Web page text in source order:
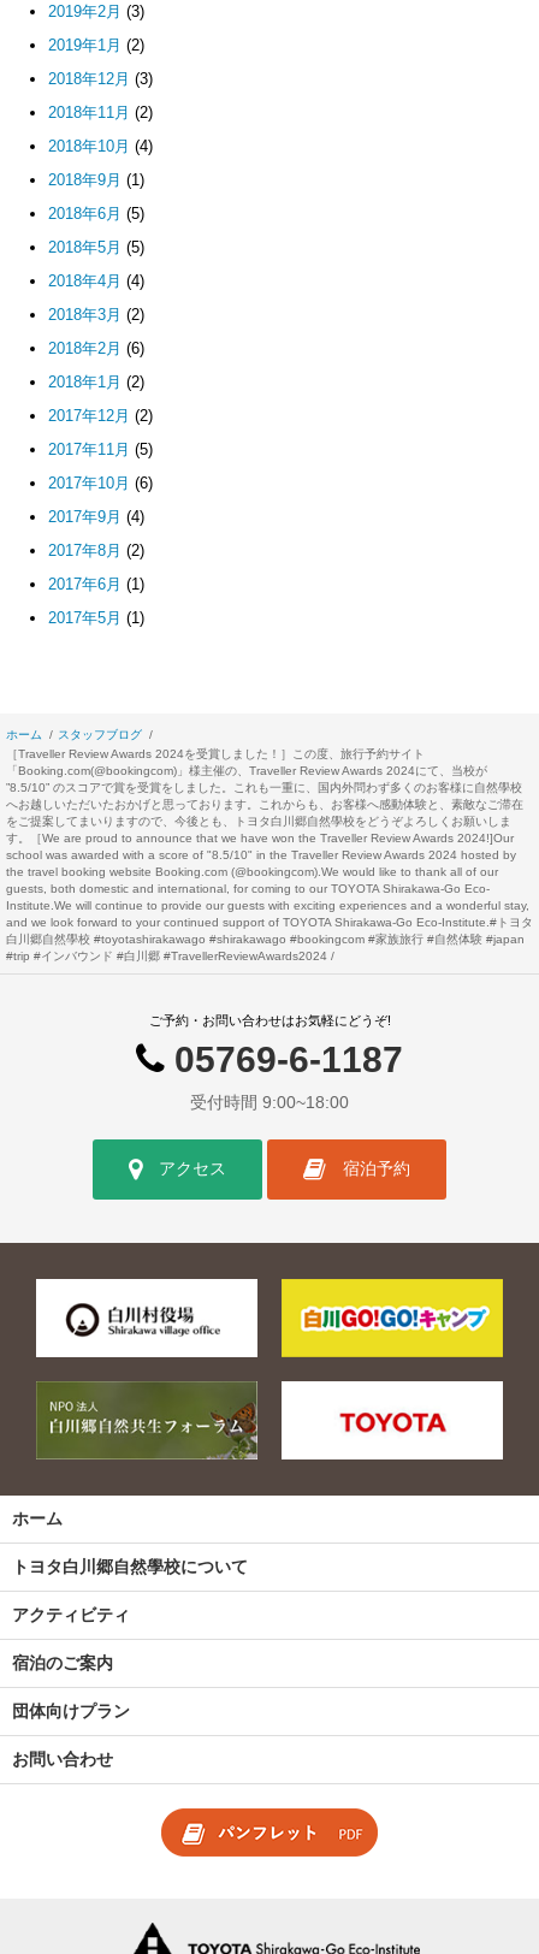
2019年2月 (3)
2019年1月 (2)
2018年12月 (3)
2018年11月 (2)
2018年10月 (4)
2018年9月 (1)
2018年6月 (5)
2018年5月 (5)
2018年4月 (4)
2018年3月 (2)
2018年2月 (6)
2018年1月 (2)
2017年12月 (2)
2017年11月 (5)
2017年10月 (6)
2017年9月 (4)
2017年8月 (2)
2017年6月 (1)
2017年5月 (1)
ホーム
スタッフブログ
［Traveller Review Awards 2024を受賞しました！］この度、旅行予約サイト
「Booking.com(@bookingcom)」様主催の、Traveller Review Awards 2024にて、当校が
”8.5/10” のスコアで賞を受賞をしました。これも一重に、国内外問わず多くのお客様に自然學校
へお越しいただいたおかげと思っております。これからも、お客様へ感動体験と、素敵なご滞在
をご提案してまいりますので、今後とも、トヨタ白川郷自然學校をどうぞよろしくお願いしま
す。［We are proud to announce that we have won the Traveller Review Awards 2024!]Our
school was awarded with a score of "8.5/10" in the Traveller Review Awards 2024 hosted by
the travel booking website Booking.com (@bookingcom).We would like to thank all of our
guests, both domestic and international, for coming to our TOYOTA Shirakawa-Go Eco-
Institute.We will continue to provide our guests with exciting experiences and a wonderful stay,
and we look forward to your continued support of TOYOTA Shirakawa-Go Eco-Institute.#トヨタ
白川郷自然學校 #toyotashirakawago #shirakawago #bookingcom #家族旅行 #自然体験 #japan
#trip #インバウンド #白川郷 #TravellerReviewAwards2024
ご予約・お問い合わせはお気軽にどうぞ!
05769-6-1187
受付時間 9:00~18:00
アクセス 宿泊予約
ホーム
トヨタ白川郷自然學校について
アクティビティ
宿泊のご案内
団体向けプラン
お問い合わせ